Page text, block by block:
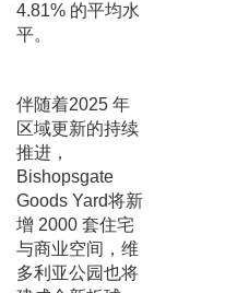
4.81% 的平均水
平。
伴随着2025 年
区域更新的持续
推进，
Bishopsgate
Goods Yard将新
增 2000 套住宅
与商业空间，维
多利亚公园也将